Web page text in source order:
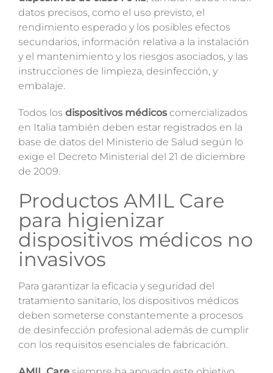
datos precisos, como el uso previsto, el
rendimiento esperado y los posibles efectos
secundarios, información relativa a la instalación
y el mantenimiento y los riesgos asociados, y las
instrucciones de limpieza, desinfección, y
embalaje.
Todos los dispositivos médicoscomercializados
en Italia también deben estar registrados en la
base de datos del Ministerio de Salud según lo
exige el Decreto Ministerial del 21 de diciembre
de 2009.
Productos AMIL Care
para higienizar
dispositivos médicos no
invasivos
Para garantizar la eficacia y seguridad del
tratamiento sanitario, los dispositivos médicos
deben someterse constantemente a procesos
de desinfección profesional además de cumplir
con los requisitos esenciales de fabricación.